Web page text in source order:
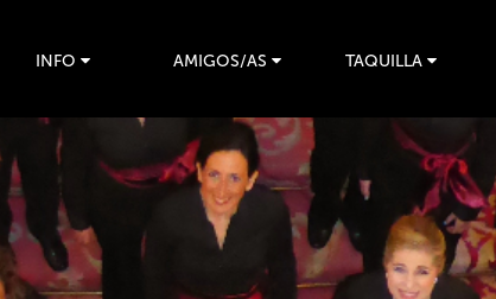
INFO AMIGOS/AS TAQUILLA